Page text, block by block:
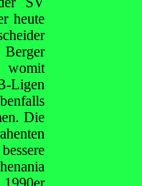
heute
womit
Die